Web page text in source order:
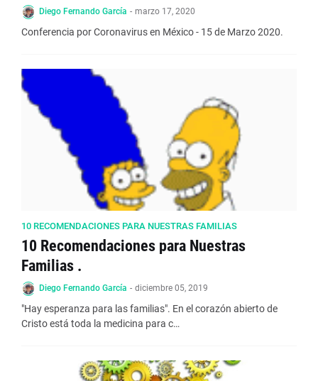
Diego Fernando García - marzo 17, 2020
Conferencia por Coronavirus en México - 15 de Marzo 2020.
10 RECOMENDACIONES PARA NUESTRAS FAMILIAS
10 Recomendaciones para Nuestras
Familias .
Diego Fernando García - diciembre 05, 2019
"Hay esperanza para las familias". En el corazón abierto de
Cristo está toda la medicina para c…